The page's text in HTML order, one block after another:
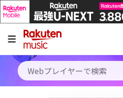
キャンペーン
料金プラン
使い方